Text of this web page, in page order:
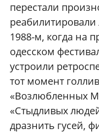
перестали
1988-м, когда на
одесском
устроили
тот момент
«Возлюбленных
«Стыдливых
дразнить гусей,